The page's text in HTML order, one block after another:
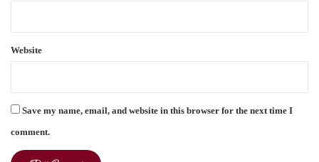
Website
Save my name, email, and website in this browser for the next time I
comment.